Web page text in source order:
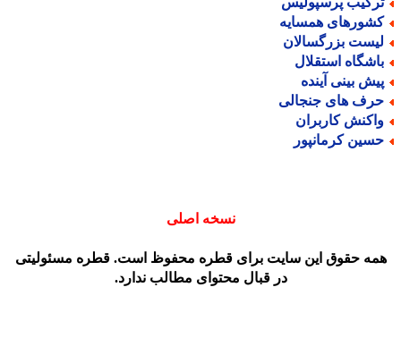
همسایه
بزرگسالان
استقلال
بینی آینده
های جنجالی
کاربران
کرمانپور
نسخه اصلی
حقوق این سایت برای قطره محفوظ است. قطره مسئولیتی
در قبال محتوای مطالب ندارد.